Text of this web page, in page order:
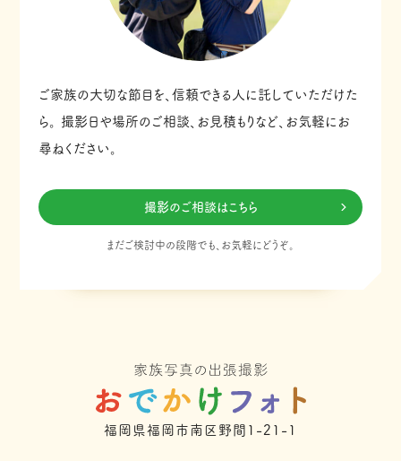
ご家族の大切な節目を、信頼できる人に託していただけた
ら。
撮影日や場所のご相談、お見積もりなど、お気軽にお
尋ねください。
撮影のご相談はこちら
まだご検討中の段階でも、お気軽にどうぞ。
福岡県福岡市南区野間1-21-1